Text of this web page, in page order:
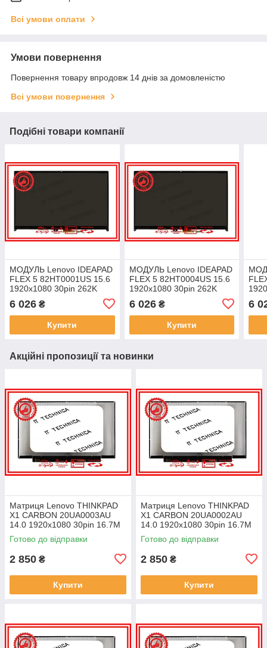
Всі умови оплати
Умови повернення
Повернення товару впродовж 14 днів за домовленістю
Всі умови повернення
Подібні товари компанії
МОДУЛЬ Lenovo IDEAPAD
FLEX 5 82HT0001US 15.6
1920x1080 30pin 262K
45% NTSC 250 cd/m² для
ноутбука
6 026 ₴
Купити
МОДУЛЬ Lenovo IDEAPAD
FLEX 5 82HT0004US 15.6
1920x1080 30pin 262K
45% NTSC 250 cd/m² для
ноутбука
6 026₴
Купити
6
Акційні пропозиції та новинки
Матриця Lenovo THINKPAD
X1 CARBON 20UA0003AU
14.0 1920x1080 30pin 16.7M
45% NTSC 300 cd/m² для
ноутбука
Готово до відправки
2 850 ₴
Купити
Матриця Lenovo THINKPAD
X1 CARBON 20UA0002AU
14.0 1920x1080 30pin 16.7M
45% NTSC 300 cd/m² для
ноутбука
Готово до відправки
2 850 ₴
Купити